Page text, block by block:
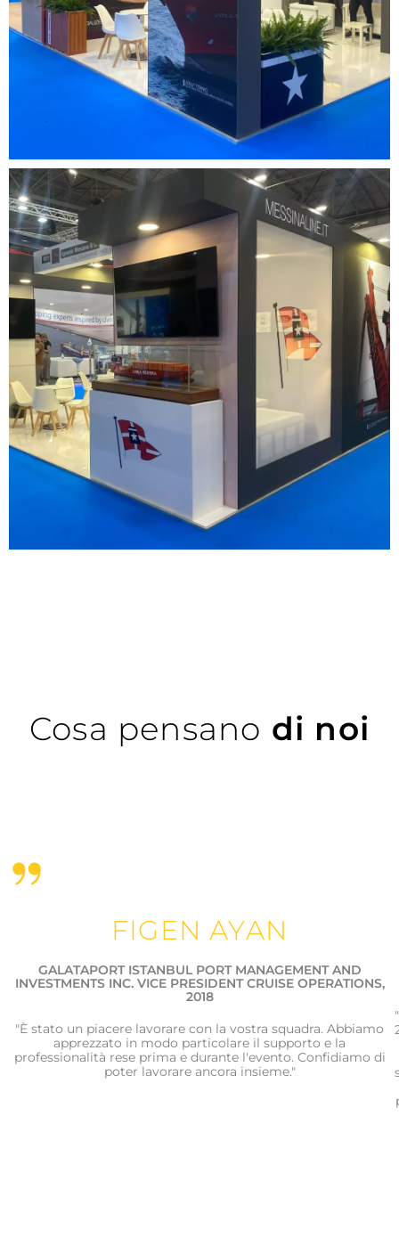
Cosa pensano di noi
FIGEN AYAN
GALATAPORT ISTANBUL PORT MANAGEMENT AND
INVESTMENTS INC. VICE PRESIDENT CRUISE OPERATIONS,
2018
"È stato un piacere lavorare con la vostra squadra. Abbiamo
apprezzato in modo particolare il supporto e la
professionalità rese prima e durante l'evento. Confidiamo di
poter lavorare ancora insieme."